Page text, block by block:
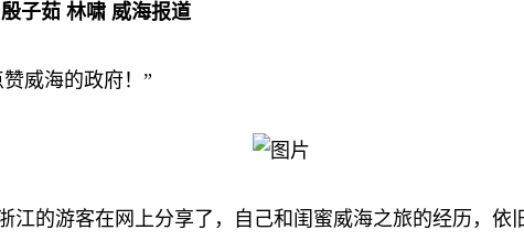
子茹 林啸 威海报道
威海的政府！”
的游客在网上分享了，自己和闺蜜威海之旅的经历，依